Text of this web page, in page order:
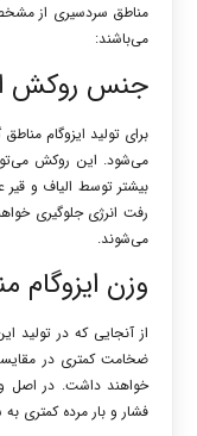
مناطق سردسیری از
می‌باشند:
جنس روکش
برای تولید ایزوگام
می‌شود. این روکش
بیشتر توسط الیاف و
رفت انرژی جلوگیری
می‌شوند.
وزن ایزوگام
از آنجایی که در تولید
ضخامت کمتری در مقایسه
فشار و بار مرده کمتری